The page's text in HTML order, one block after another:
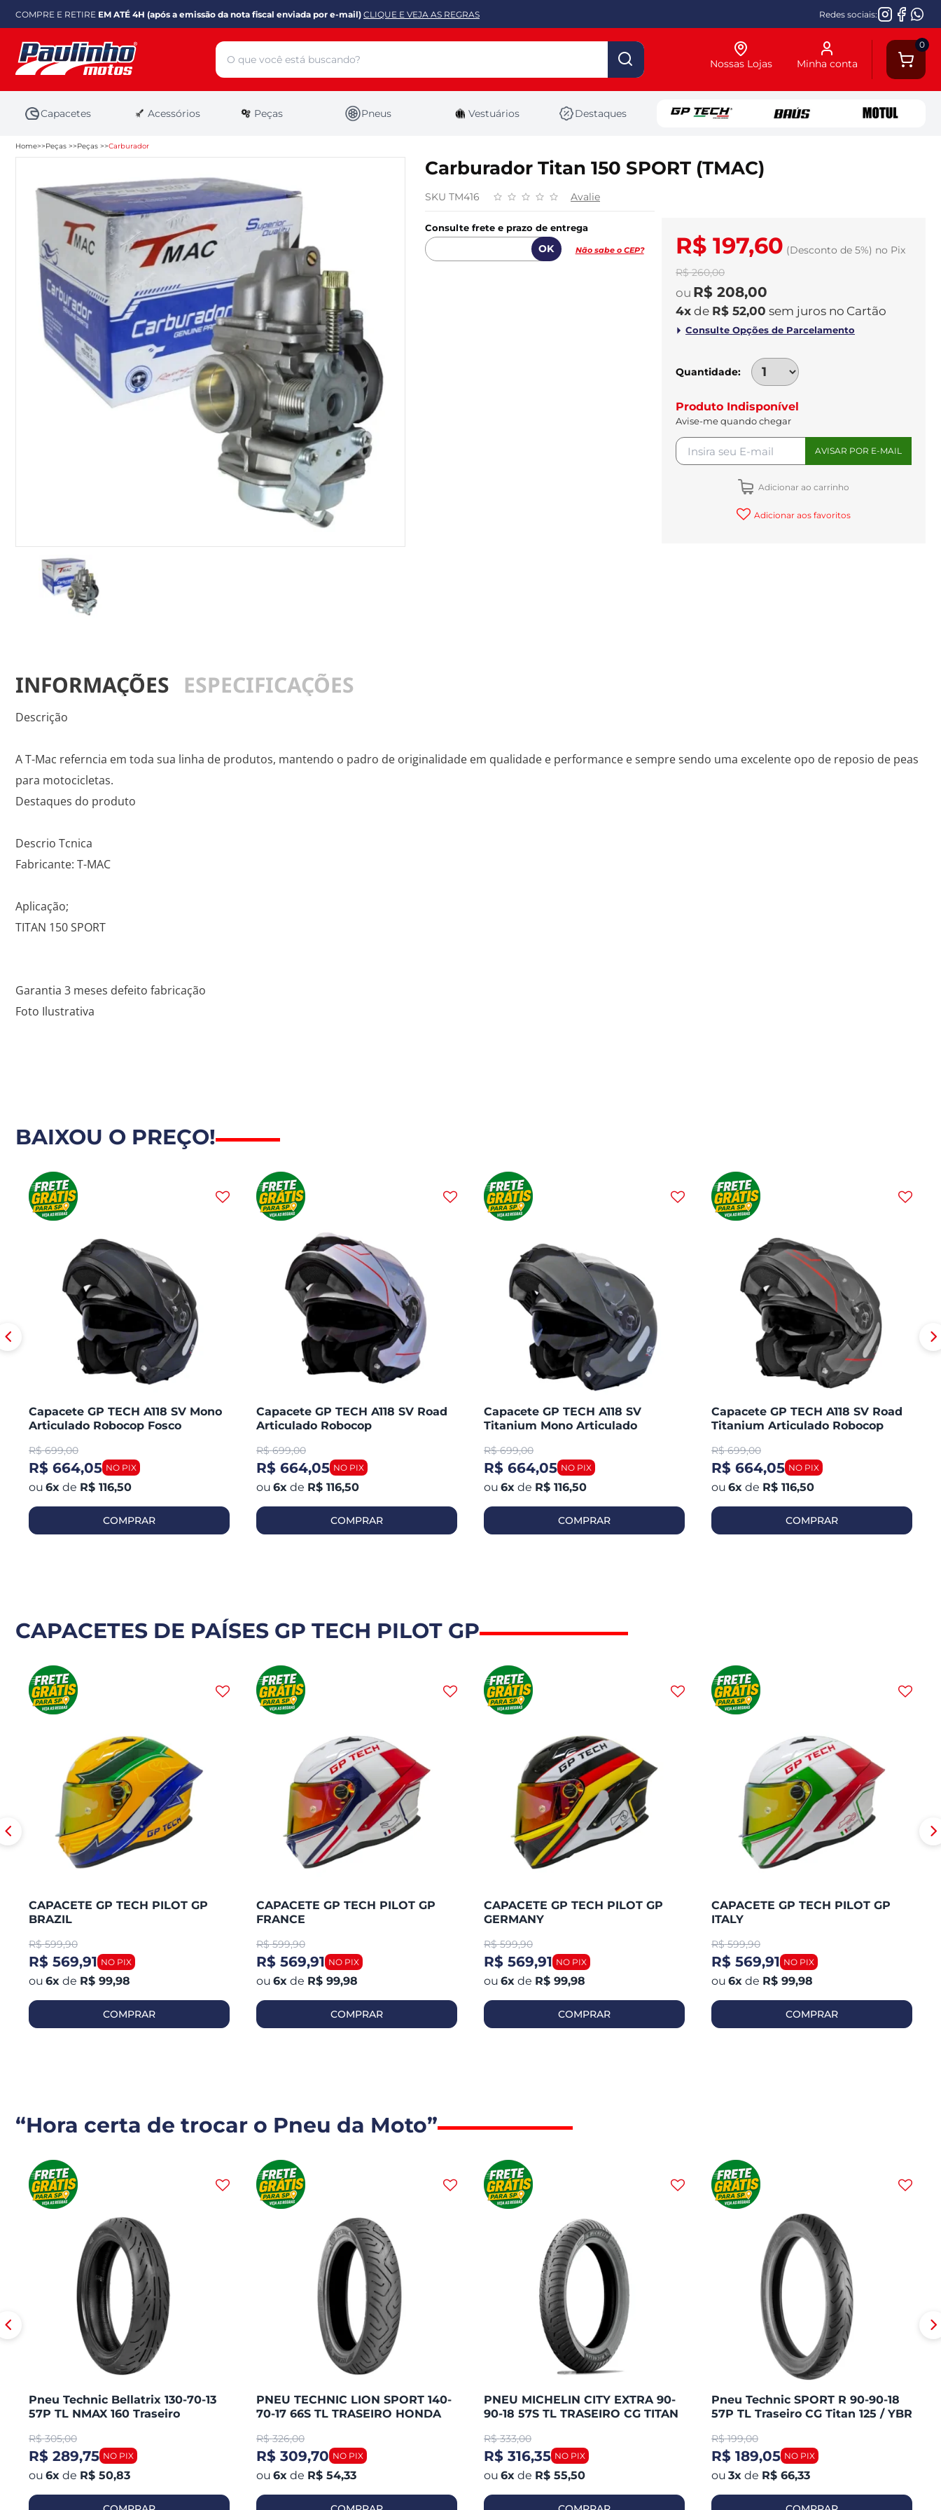
COMPRE E RETIRE EM ATÉ 4H (após a emissão da nota fiscal enviada por e-mail) CLIQUE E VEJA AS REGRAS Redes sociais:
0
Minha conta
Nossas Lojas
Capacetes Acessórios Peças Pneus Vestuários Destaques
Home Peças Peças Carburador
Carburador Titan 150 SPORT (TMAC)
SKU TM416 Avalie
Consulte frete e prazo de entrega
Não sabe o CEP? R$ 197,60 (Desconto de 5%) no Pix
R$ 260,00
R$ 208,00
4x de R$ 52,00 sem juros no
Quantidade
Produto Indisponível
Avise-me quando chegar
Adicionar ao carrinho
Adicionar aos favoritos
INFORMAÇÕES ESPECIFICAÇÕES
Descrição
A T-Mac referncia em toda sua linha de produtos, mantendo o padro de originalidade em qualidade e performance e sempre sendo uma excelente opo de reposio de peas
para motocicletas.
Destaques do produto
Descrio Tcnica
Fabricante: T-MAC
Aplicação;
TITAN 150 SPORT
Garantia 3 meses defeito fabricação
Foto Ilustrativa
BAIXOU O PREÇO!
Capacete GP TECH A118 SV Mono
Articulado Robocop Fosco
R$ 699,00
R$ 664,05
6x de R$ 116,50
COMPRAR
Capacete GP TECH A118 SV Road
Articulado Robocop
R$ 699,00
R$ 664,05
6x de R$ 116,50
COMPRAR
Capacete GP TECH A118 SV
Titanium Mono Articulado
R$ 699,00
R$ 664,05
6x de R$ 116,50
COMPRAR
Capacete GP TECH A118 SV Road
Titanium Articulado Robocop
R$ 699,00
R$ 664,05
6x de R$ 116,50
COMPRAR
CAPACETES DE PAÍSES GP TECH PILOT GP
CAPACETE GP TECH PILOT GP
BRAZIL
R$ 599,90
R$ 569,91
6x de R$ 99,98
COMPRAR
CAPACETE GP TECH PILOT GP
FRANCE
R$ 599,90
R$ 569,91
6x de R$ 99,98
COMPRAR
CAPACETE GP TECH PILOT GP
GERMANY
R$ 599,90
R$ 569,91
6x de R$ 99,98
COMPRAR
CAPACETE GP TECH PILOT GP
ITALY
R$ 599,90
R$ 569,91
6x de R$ 99,98
COMPRAR
“Hora certa de trocar o Pneu da Moto”
Pneu Technic Bellatrix 130-70-13
57P TL NMAX 160 Traseiro
R$ 305,00
R$ 289,75
6x de R$ 50,83
PNEU TECHNIC LION SPORT 140-
70-17 66S TL TRASEIRO HONDA
250 / KAWASAK
R$ 326,00
R$ 309,70
6x de R$ 54,33
PNEU MICHELIN CITY EXTRA 90-
90-18 57S TL TRASEIRO CG TITAN
YES / FAN
R$ 333,00
R$ 316,35
6x de R$ 55,50
Pneu Technic SPORT R 90-90-18
57P TL Traseiro CG Titan 125 / YBR
R$ 199,00
R$ 189,05
3x de R$ 66,33